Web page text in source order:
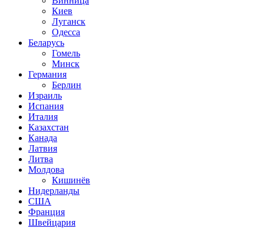
Киев
Луганск
Одесса
Беларусь
Гомель
Минск
Германия
Берлин
Израиль
Испания
Италия
Казахстан
Канада
Латвия
Литва
Молдова
Кишинёв
Нидерланды
США
Франция
Швейцария